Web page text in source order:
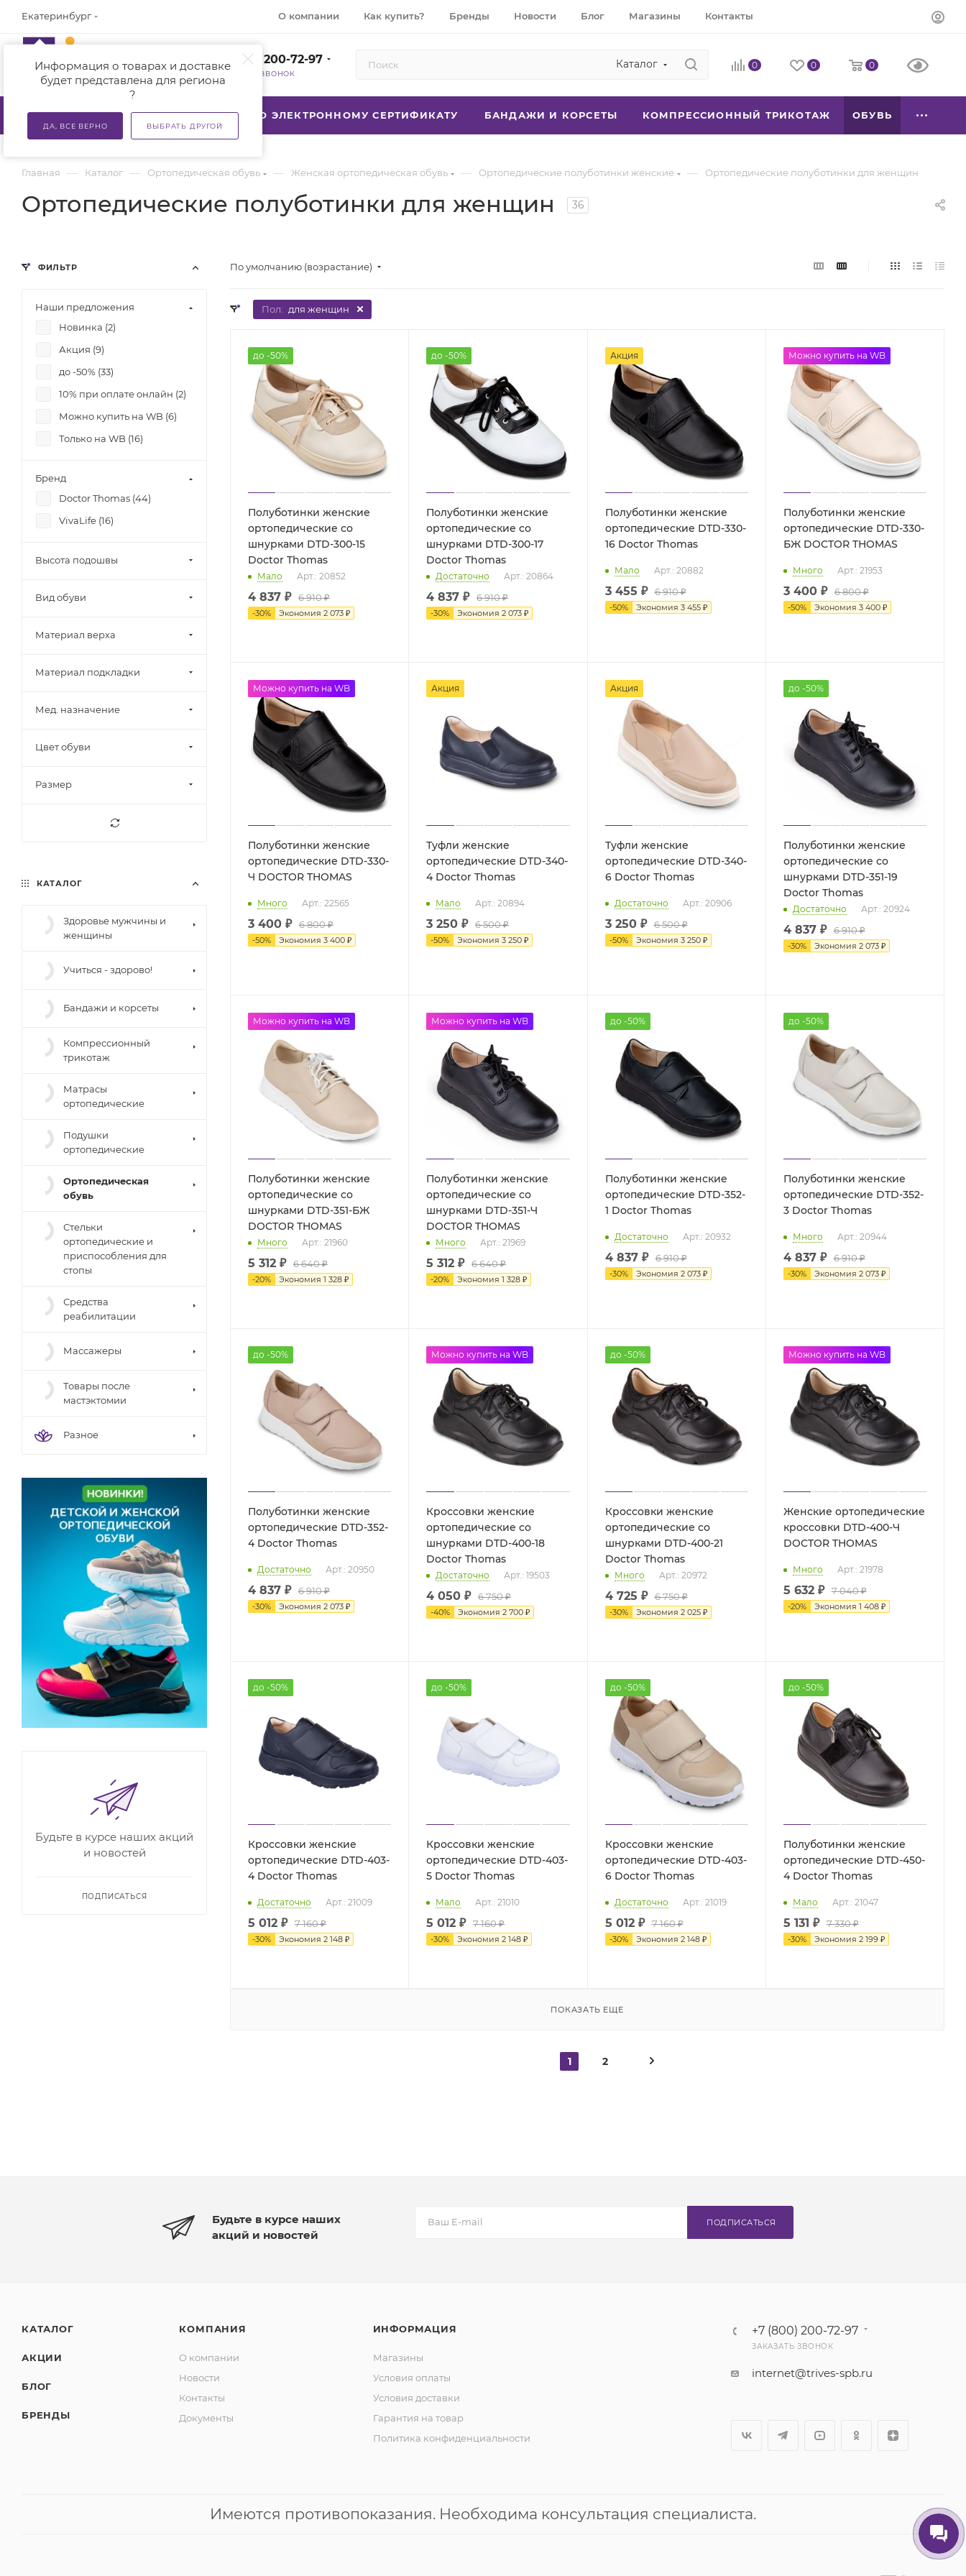
Екатеринбург
Информация о товарах и доставке
будет представлена для региона
?
ДА, ВСЕ ВЕРНО ВЫБРАТЬ ДРУГОЙ
О компании Как купить? Бренды Новости Блог Магазины Контакты
+7 (800) 200-72-97
ЗАКАЗАТЬ ЗВОНОК
Каталог 0 0 0
КАТАЛОГ АКЦИИ ТСР ПО ЭЛЕКТРОННОМУ СЕРТИФИКАТУ БАНДАЖИ И КОРСЕТЫ КОМПРЕССИОННЫЙ ТРИКОТАЖ ОБУВЬ
Главная — Каталог — Ортопедическая обувь — Женская ортопедическая обувь — Ортопедические полуботинки женские — Ортопедические полуботинки для женщин
Ортопедические полуботинки для женщин 36
По умолчанию (возрастание)
Пол: для женщин
до -50%
Полуботинки женские
ортопедические со
шнурками DTD-300-15
Doctor Thomas
Мало Арт.: 20852
4 837 ₽ 6 910₽
-30% Экономия 2 073 ₽
до -50%
Полуботинки женские
ортопедические со
шнурками DTD-300-17
Doctor Thomas
Достаточно Арт.: 20864
4 837 ₽ 6 910₽
-30% Экономия2 073 ₽
Акция
Полуботинки женские
ортопедические DTD-330-
16 Doctor Thomas
Мало Арт.: 20882
3 455 ₽ 6 910 ₽
-50% Экономия 3 455 ₽
Акция
Можно купить на WB
Полуботинки женские
ортопедические DTD-330-
БЖ DOCTOR THOMAS
Много Арт.: 21953
3 400 ₽ 6 800 ₽
-50% Экономия 3 400 ₽
Акция
Можно купить на WB
Полуботинки женские
ортопедические DTD-330-
Ч DOCTOR THOMAS
Много Арт.: 22565
3 400 ₽ 6 800 ₽
-50% Экономия 3 400 ₽
Акция
Туфли женские
ортопедические DTD-340-
4 Doctor Thomas
Мало Арт.: 20894
3 250 ₽ 6 500 ₽
-50% Экономия3 250 ₽
Акция
Туфли женские
ортопедические DTD-340-
6 Doctor Thomas
Достаточно Арт.: 20906
3 250 ₽ 6 500 ₽
-50% Экономия 3 250 ₽
до -50%
Полуботинки женские
ортопедические со
шнурками DTD-351-19
Doctor Thomas
Достаточно Арт.: 20924
4 837 ₽ 6 910 ₽
-30% Экономия 2 073 ₽
до -50%
Можно купить на WB
Полуботинки женские
ортопедические со
шнурками DTD-351-БЖ
DOCTOR THOMAS
Много Арт.: 21960
5 312 ₽ 6 640 ₽
-20% Экономия 1 328 ₽
до -50%
Можно купить на WB
Полуботинки женские
ортопедические со
шнурками DTD-351-Ч
DOCTOR THOMAS
Много Арт.: 21969
5 312 ₽ 6 640 ₽
-20% Экономия1 328 ₽
до -50%
Полуботинки женские
ортопедические DTD-352-
1 Doctor Thomas
Достаточно Арт.: 20932
4 837 ₽ 6 910 ₽
-30% Экономия 2 073 ₽
до -50%
Полуботинки женские
ортопедические DTD-352-
3 Doctor Thomas
Много Арт.: 20944
4 837₽ 6 910₽
-30% Экономия 2 073₽
до -50%
Полуботинки женские
ортопедические DTD-352-
4 Doctor Thomas
Достаточно Арт.: 20950
4 837 ₽ 6 910₽
-30% Экономия 2 073 ₽
до -50%
Можно купить на WB
Кроссовки женские
ортопедические со
шнурками DTD-400-18
Doctor Thomas
Достаточно Арт.: 19503
4 050 ₽ 6 750 ₽
-40% Экономия2 700 ₽
до -50%
Кроссовки женские
ортопедические со
шнурками DTD-400-21
Doctor Thomas
Много Арт.: 20972
4 725 ₽ 6 750₽
-30% Экономия 2 025₽
до -50%
Можно купить на WB
Женские ортопедические
кроссовки DTD-400-Ч
DOCTOR THOMAS
Много Арт.: 21978
5 632 ₽ 7 040 ₽
-20% Экономия 1 408 ₽
до -50%
Кроссовки женские
ортопедические DTD-403-
4 Doctor Thomas
Достаточно Арт.: 21009
5 012 ₽ 7 160 ₽
-30% Экономия 2 148 ₽
до -50%
Кроссовки женские
ортопедические DTD-403-
5 Doctor Thomas
Мало Арт.: 21010
5 012 ₽ 7 160 ₽
-30% Экономия2 148 ₽
до -50%
Кроссовки женские
ортопедические DTD-403-
6 Doctor Thomas
Достаточно Арт.: 21019
5 012 ₽ 7 160 ₽
-30% Экономия 2 148 ₽
до -50%
Полуботинки женские
ортопедические DTD-450-
4 Doctor Thomas
Мало Арт.: 21047
5 131 ₽ 7 330 ₽
-30% Экономия 2 199 ₽
ПОКАЗАТЬ ЕЩЕ
1 2
ФИЛЬТР
Наши предложения
Новинка (2)
Акция (9)
до -50% (33)
10% при оплате онлайн (2)
Можно купить на WB (6)
Только на WB (16)
Бренд
Doctor Thomas (44)
VivaLife (16)
Высота подошвы
Вид обуви
Материал верха
Материал подкладки
Мед. назначение
Цвет обуви
Размер
КАТАЛОГ
Здоровье мужчины и
женщины
Учиться - здорово!
Бандажи и корсеты
Компрессионный
трикотаж
Матрасы
ортопедические
Подушки
ортопедические
Ортопедическая
обувь
Стельки
ортопедические и
приспособления для
стопы
Средства
реабилитации
Массажеры
Товары после
мастэктомии
Разное
Будьте в курсе наших акций
и новостей
ПОДПИСАТЬСЯ
Будьте в курсе наших
акций и новостей
ПОДПИСАТЬСЯ
КАТАЛОГ
АКЦИИ
БЛОГ
БРЕНДЫ
КОМПАНИЯ
О компании
Новости
Контакты
Документы
ИНФОРМАЦИЯ
Магазины
Условия оплаты
Условия доставки
Гарантия на товар
Политика конфиденциальности
+7 (800) 200-72-97
ЗАКАЗАТЬ ЗВОНОК
internet@trives-spb.ru
Имеются противопоказания. Необходима консультация специалиста.